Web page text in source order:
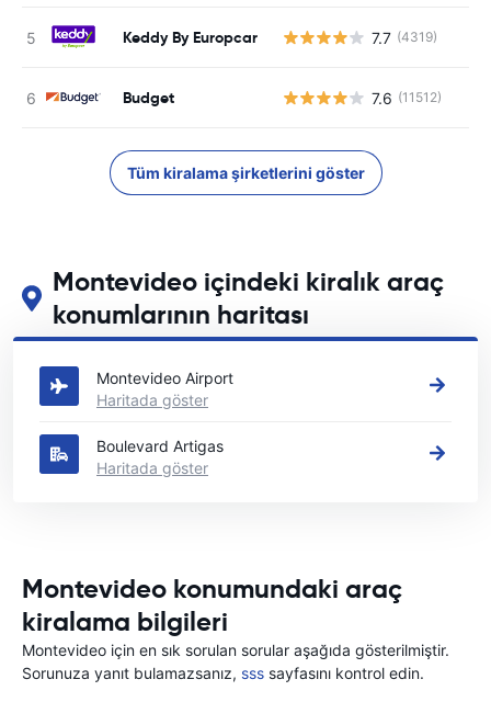
Keddy By Europcar 7.7 (4319)
Budget 7.6 (11512)
Tüm kiralama şirketlerini göster
Montevideo içindeki kiralık araç
konumlarının haritası
Montevideo içindeki başlıca araç kiralama yerlerimizi görün
Montevideo Airport
Haritada göster
Boulevard Artigas
Haritada göster
Montevideo konumundaki araç
kiralama bilgileri
Montevideo için en sık sorulan sorular aşağıda gösterilmiştir.
Sorunuza yanıt bulamazsanız, sss sayfasını kontrol edin.